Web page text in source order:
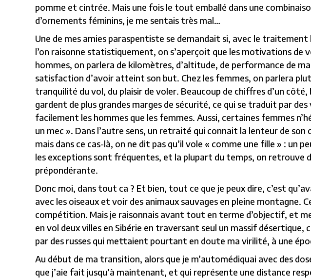
pomme et cintrée. Mais une fois le tout emballé dans une
d’ornements féminins, je me sentais très mal…
Une de mes amies paraspentiste se demandait si, avec le
l’on raisonne statistiquement, on s’aperçoit que les motivations de
hommes, on parlera de kilomètres, d’altitude, de performance de
satisfaction d’avoir atteint son but. Chez les femmes, on parlera
tranquilité du vol, du plaisir de voler. Beaucoup de chiffres d’un
gardent de plus grandes marges de sécurité, ce qui se traduit par
facilement les hommes que les femmes. Aussi, certaines femmes
un mec ». Dans l’autre sens, un retraité qui connait la lenteur de
mais dans ce cas-là, on ne dit pas qu’il vole « comme une fille » :
les exceptions sont fréquentes, et la plupart du temps, on retrouve
prépondérante.
Donc moi, dans tout ca ? Et bien, tout ce que je peux dire, c’est
avec les oiseaux et voir des animaux sauvages en pleine montagne.
compétition. Mais je raisonnais avant tout en terme d’objectif, et
en vol deux villes en Sibérie en traversant seul un massif désertique,
par des russes qui mettaient pourtant en doute ma virilité, à une
Au début de ma transition, alors que je m’automédiquai avec des
que j’aie fait jusqu’à maintenant, et qui représente une distance